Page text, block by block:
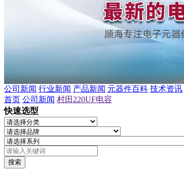
公司新闻 行业新闻 产品新闻 元器件百科 技术资讯
首页 公司新闻 村田220UF电容
快速选型
搜索